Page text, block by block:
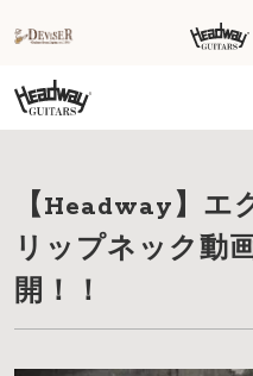
【Headway】
リップネック動
開！！